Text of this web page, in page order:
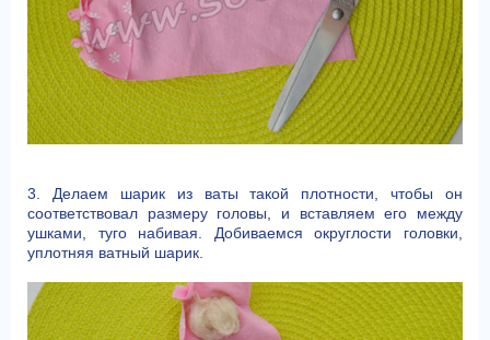
3. Делаем шарик из ваты такой плотности, чтобы он
соответствовал размеру головы, и вставляем его между
ушками, туго набивая. Добиваемся округлости головки,
уплотняя ватный шарик.